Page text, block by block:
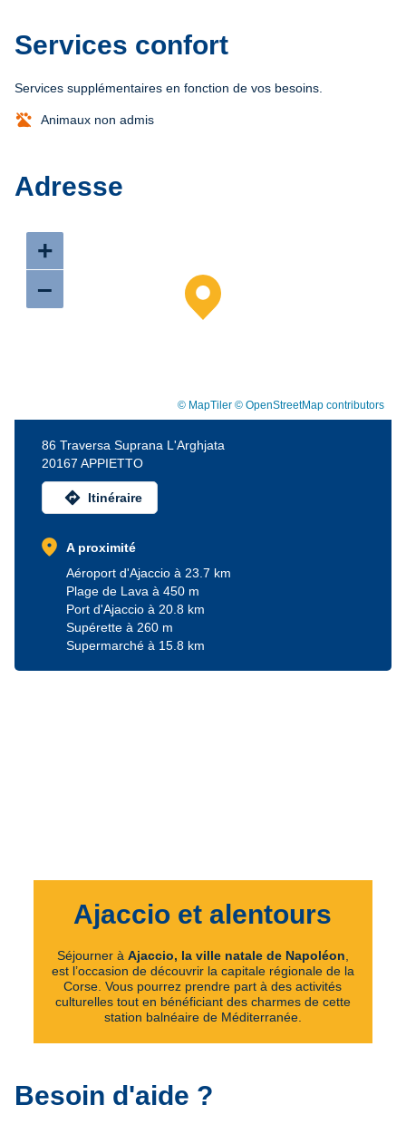
Services confort
Services supplémentaires en fonction de vos besoins.
Animaux non admis
Adresse
+
–
© MapTiler © OpenStreetMap contributors
86 Traversa Suprana L'Arghjata
20167 APPIETTO
directions Itinéraire
location_on
A proximité
Aéroport d'Ajaccio à 23.7 km
Plage de Lava à 450 m
Port d'Ajaccio à 20.8 km
Supérette à 260 m
Supermarché à 15.8 km
Ajaccio et alentours
Séjourner à Ajaccio, la ville natale de Napoléon
est l’occasion de découvrir la capitale régionale de la
Corse. Vous pourrez prendre part à des activités
culturelles tout en bénéficiant des charmes de cette
station balnéaire de Méditerranée.
Besoin d'aide ?